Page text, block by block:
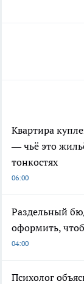
Квартира
— чьё это
тонкостях
06:00
Раздельный
оформить,
04:00
Психолог